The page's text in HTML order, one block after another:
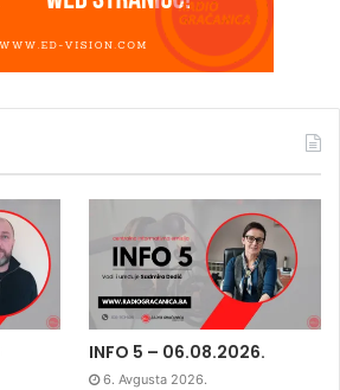
INFO 5 – 06.08.2026.
6. Avgusta 2026.